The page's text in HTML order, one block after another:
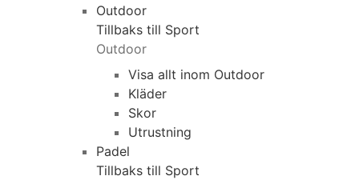
Outdoor
Tillbaks till Sport
Outdoor
Visa allt inom Outdoor
Kläder
Skor
Utrustning
Padel
Tillbaks till Sport